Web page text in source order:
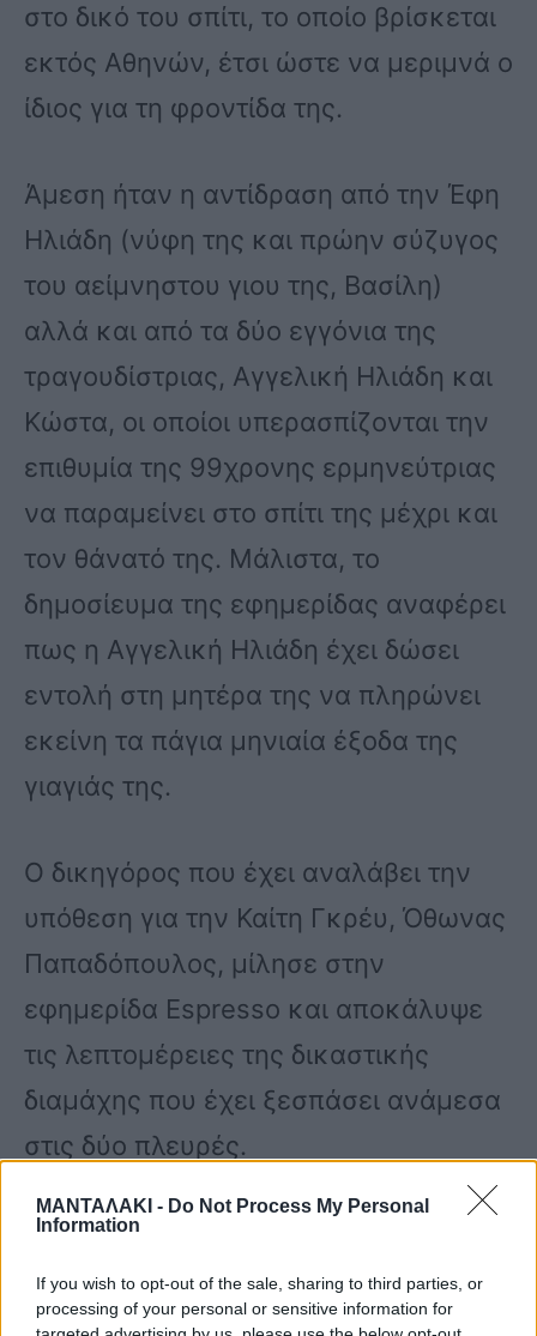
ΜΑΝΤΑΛΑΚΙ - Do Not Process My Personal
Information
If you wish to opt-out of the sale, sharing to third parties, or
processing of your personal or sensitive information for
στο δικό του σπίτι, το οποίο βρίσκεται
εκτός Αθηνών, έτσι ώστε να μεριμνά ο
ίδιος για τη φροντίδα της.
Άμεση ήταν η αντίδραση από την Έφη
Ηλιάδη (νύφη της και πρώην σύζυγος
του αείμνηστου γιου της, Βασίλη)
αλλά και από τα δύο εγγόνια της
τραγουδίστριας, Αγγελική Ηλιάδη και
Κώστα, οι οποίοι υπερασπίζονται την
επιθυμία της 99χρονης ερμηνεύτριας
να παραμείνει στο σπίτι της μέχρι και
τον θάνατό της. Μάλιστα, το
δημοσίευμα της εφημερίδας αναφέρει
πως η Αγγελική Ηλιάδη έχει δώσει
εντολή στη μητέρα της να πληρώνει
εκείνη τα πάγια μηνιαία έξοδα της
γιαγιάς της.
Ο δικηγόρος που έχει αναλάβει την
υπόθεση για την Καίτη Γκρέυ, Όθωνας
Παπαδόπουλος, μίλησε στην
εφημερίδα Espresso και αποκάλυψε
τις λεπτομέρειες της δικαστικής
διαμάχης που έχει ξεσπάσει ανάμεσα
στις δύο πλευρές.
«Ο γιος της έχει καταθέσει αίτημα για
να πάρει τη δικαστική της
συμπαράσταση, λόγω των